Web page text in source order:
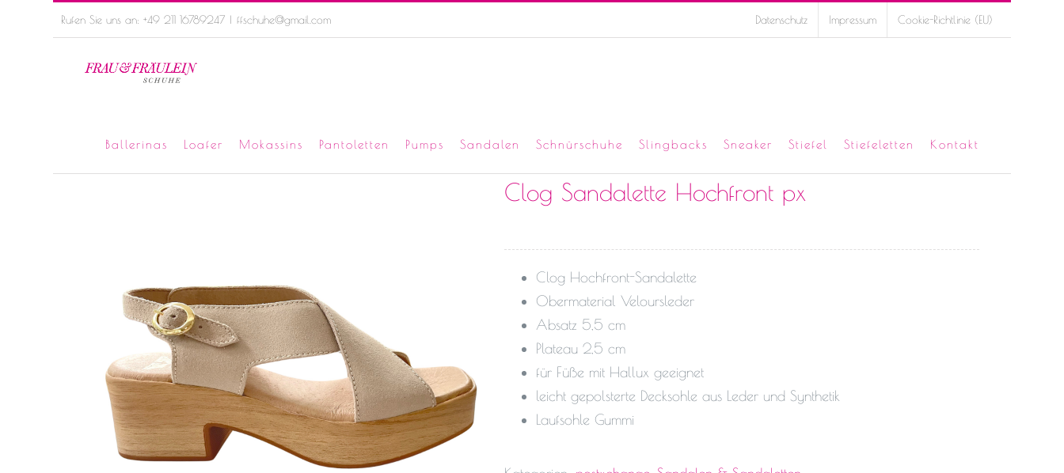
Rufen Sie uns an: +49 211 16789247 | ffschuhe@gmail.com Datenschutz Impressum Cookie-Richtlinie (EU)
Ballerinas Loafer Mokassins Pantoletten Pumps Sandalen Schnürschuhe Slingbacks Sneaker Stiefel Stiefeletten Kontakt
Clog Sandalette Hochfront px
Clog Hochfront-Sandalette
Obermaterial Veloursleder
Absatz 5,5 cm
Plateau 2,5 cm
für Füße mit Hallux geeignet
leicht gepolsterte Decksohle aus Leder und Synthetik
Laufsohle Gummi